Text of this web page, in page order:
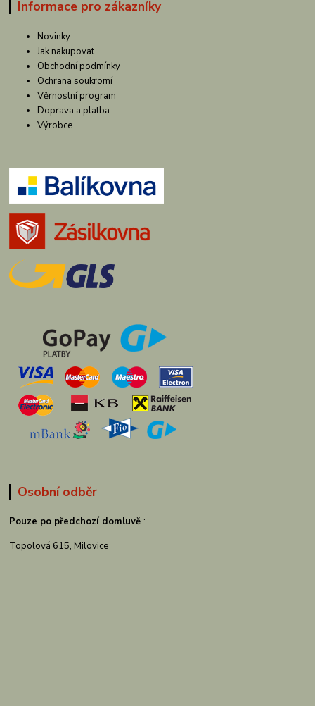
Informace pro zákazníky
Novinky
Jak nakupovat
Obchodní podmínky
Ochrana soukromí
Věrnostní program
Doprava a platba
Výrobce
Osobní odběr
Pouze po předchozí domluvě :
Topolová 615, Milovice